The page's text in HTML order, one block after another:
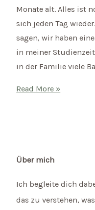
Monate alt. Alles ist
sich jeden Tag
sagen, wir haben
in meiner
in der Familie viele
Mondfühliges
du
Baby
bei
Read More »
Über mich
Ich begleite dich
das zu verstehen,